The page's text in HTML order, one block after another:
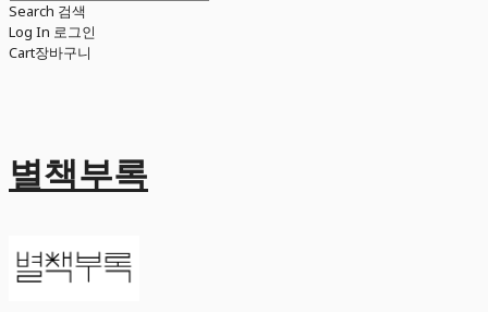
Search 검색
Log In 로그인
Cart장바구니
별책부록